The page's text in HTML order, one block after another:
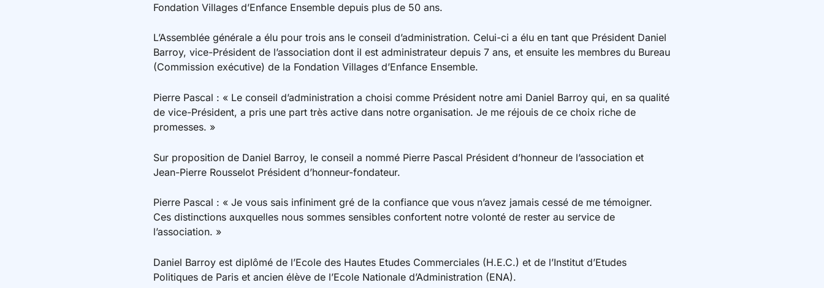
Fondation Villages d’Enfance Ensemble depuis plus de 50 ans.
L’Assemblée générale a élu pour trois ans le conseil d’administration. Celui-ci a élu en tant que Président Daniel
Barroy, vice-Président de l’association dont il est administrateur depuis 7 ans, et ensuite les membres du Bureau
(Commission exécutive) de la Fondation Villages d’Enfance Ensemble.
Pierre Pascal : « Le conseil d’administration a choisi comme Président notre ami Daniel Barroy qui, en sa qualité
de vice-Président, a pris une part très active dans notre organisation. Je me réjouis de ce choix riche de
promesses. »
Sur proposition de Daniel Barroy, le conseil a nommé Pierre Pascal Président d’honneur de l’association et
Jean-Pierre Rousselot Président d’honneur-fondateur.
Pierre Pascal : « Je vous sais infiniment gré de la confiance que vous n’avez jamais cessé de me témoigner.
Ces distinctions auxquelles nous sommes sensibles confortent notre volonté de rester au service de
l’association. »
Daniel Barroy est diplômé de l’Ecole des Hautes Etudes Commerciales (H.E.C.) et de l’Institut d’Etudes
Politiques de Paris et ancien élève de l’Ecole Nationale d’Administration (ENA).